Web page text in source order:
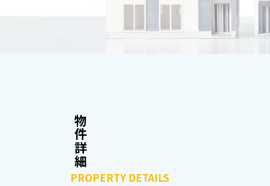
物件詳細
PROPERTY DETAILS